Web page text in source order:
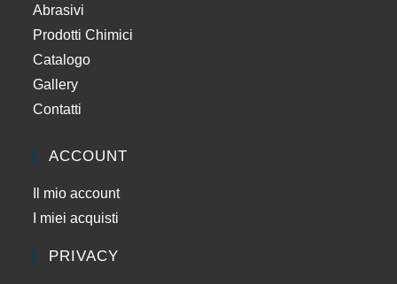
Abrasivi
Prodotti Chimici
Catalogo
Gallery
Contatti
ACCOUNT
Il mio account
I miei acquisti
PRIVACY